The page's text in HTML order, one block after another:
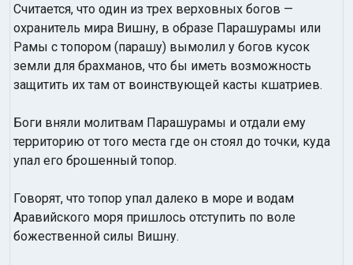
Считается, что один из трех верховных богов —
охранитель мира Вишну, в образе Парашурамы или
Рамы с топором (парашу) вымолил у богов кусок
земли для брахманов, что бы иметь возможность
защитить их там от воинствующей касты кшатриев.
Боги вняли молитвам Парашурамы и отдали ему
территорию от того места где он стоял до точки, куда
упал его брошенный топор.
Говорят, что топор упал далеко в море и водам
Аравийского моря пришлось отступить по воле
божественной силы Вишну.